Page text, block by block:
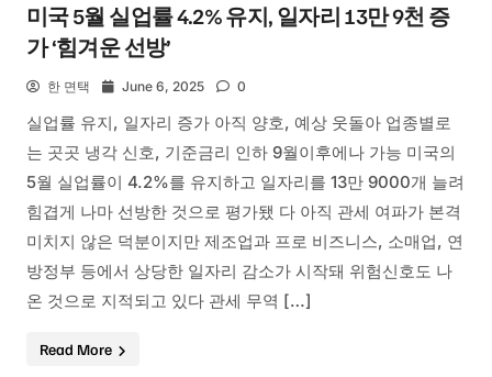
미국 5월 실업률 4.2% 유지, 일자리 13만 9천 증
가 ‘힘겨운 선방’
한 면택 June 6, 2025 0
실업률 유지, 일자리 증가 아직 양호, 예상 웃돌아 업종별로
는 곳곳 냉각 신호, 기준금리 인하 9월이후에나 가능 미국의
5월 실업률이 4.2%를 유지하고 일자리를 13만 9000개 늘려
힘겹게 나마 선방한 것으로 평가됐 다 아직 관세 여파가 본격
미치지 않은 덕분이지만 제조업과 프로 비즈니스, 소매업, 연
방정부 등에서 상당한 일자리 감소가 시작돼 위험신호도 나
온 것으로 지적되고 있다 관세 무역 […]
Read More